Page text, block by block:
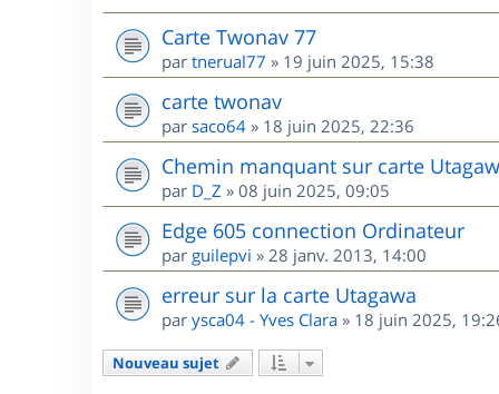
Carte Twonav 77
par tnerual77 » 19 juin 2025, 15:38
carte twonav
par saco64 » 18 juin 2025, 22:36
Chemin manquant sur carte
par D_Z » 08 juin 2025, 09:05
Edge 605 connection Ordinateur
par guilepvi » 28 janv. 2013, 14:00
erreur sur la carte Utagawa
par ysca04 - Yves Clara » 18 juin 2025,
Nouveau sujet